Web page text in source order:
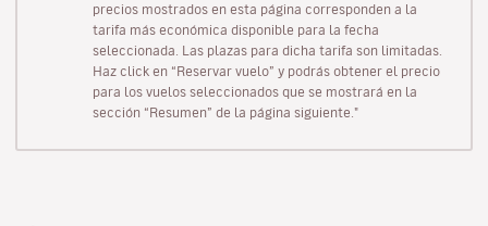
precios mostrados en esta página corresponden a la
tarifa más económica disponible para la fecha
seleccionada. Las plazas para dicha tarifa son limitadas.
Haz click en “Reservar vuelo” y podrás obtener el precio
para los vuelos seleccionados que se mostrará en la
sección “Resumen” de la página siguiente."